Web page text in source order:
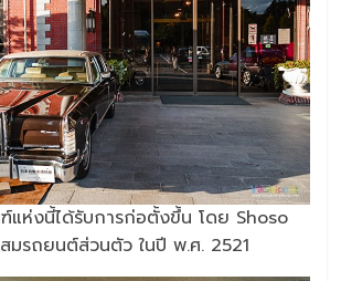
แห่งนี้ได้รับการก่อตั้งขึ้น โดย Shoso
มรถยนต์ส่วนตัว ในปี พ.ศ. 2521